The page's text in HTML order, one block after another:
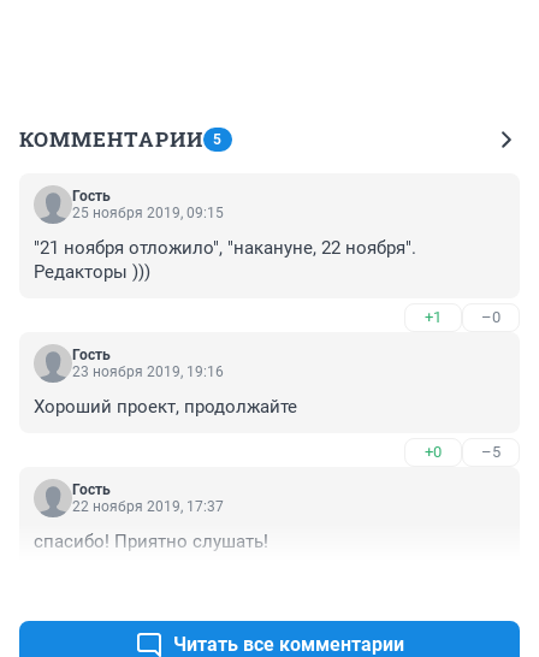
КОММЕНТАРИИ 5
Гость
25 ноября 2019, 09:15
"21 ноября отложило", "накануне, 22 ноября".
Редакторы )))
+1 –0
Гость
23 ноября 2019, 19:16
Хороший проект, продолжайте
+0 –5
Гость
22 ноября 2019, 17:37
спасибо! Приятно слушать!
Читать все комментарии